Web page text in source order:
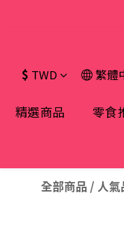
$ TWD 繁體
精選商品 零食
全部商品 / 人